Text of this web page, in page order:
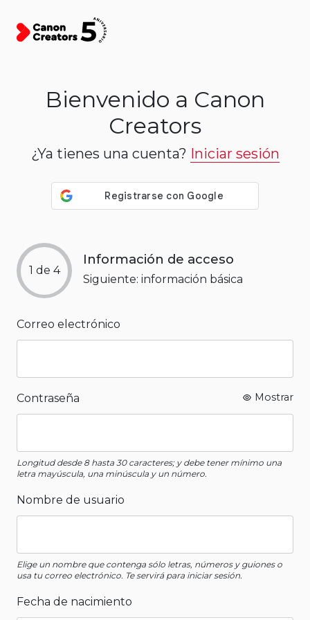
Bienvenido a Canon
Creators
¿Ya tienes una cuenta? Iniciar sesión
1 de 4
Información de acceso
Siguiente: información básica
Correo electrónico
Contraseña Mostrar
Longitud desde 8 hasta 30 caracteres; y debe tener mínimo una
letra mayúscula, una minúscula y un número.
Nombre de usuario
Elige un nombre que contenga sólo letras, números y guiones o
usa tu correo electrónico. Te servirá para iniciar sesión.
Fecha de nacimiento